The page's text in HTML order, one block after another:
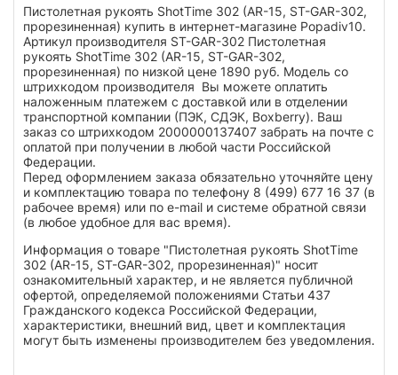
Пистолетная рукоять ShotTime 302 (AR-15, ST-GAR-302,
прорезиненная) купить в интернет-магазине Popadiv10.
Артикул производителя ST-GAR-302 Пистолетная
рукоять ShotTime 302 (AR-15, ST-GAR-302,
прорезиненная) по низкой цене 1890 руб. Модель со
штрихкодом производителя Вы можете оплатить
наложенным платежем с доставкой или в отделении
транспортной компании (ПЭК, СДЭК, Boxberry). Ваш
заказ со штрихкодом 2000000137407 забрать на почте с
оплатой при получении в любой части Российской
Федерации.
Перед оформлением заказа обязательно уточняйте цену
и комплектацию товара по телефону 8 (499) 677 16 37 (в
рабочее время) или по e-mail и системе обратной связи
(в любое удобное для вас время).
Информация о товаре "Пистолетная рукоять ShotTime
302 (AR-15, ST-GAR-302, прорезиненная)" носит
ознакомительный характер, и не является публичной
офертой, определяемой положениями Статьи 437
Гражданского кодекса Российской Федерации,
характеристики, внешний вид, цвет и комплектация
могут быть изменены производителем без уведомления.